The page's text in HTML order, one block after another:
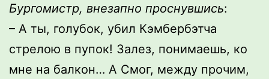
Бургомистр, внезапно проснувшись:
– А ты, голубок, убил Кэмбербэтча
стрелою в пупок! Залез, понимаешь, ко
мне на балкон… А Смог, между прочим,